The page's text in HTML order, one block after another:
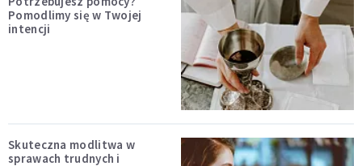
Pomodlimy się w Twojej
intencji
Skuteczna modlitwa w
sprawach trudnych i